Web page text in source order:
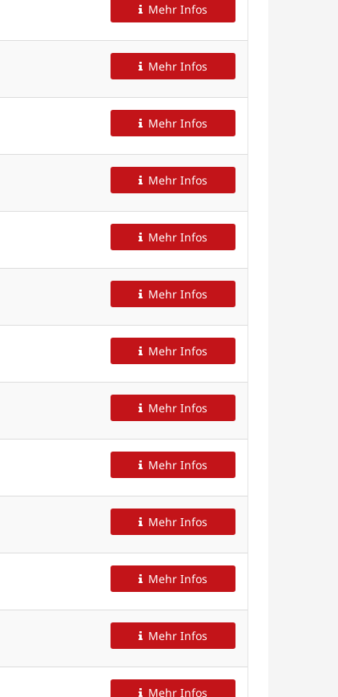
Mehr Infos
Mehr Infos
Mehr Infos
Mehr Infos
Mehr Infos
Mehr Infos
Mehr Infos
Mehr Infos
Mehr Infos
Mehr Infos
Mehr Infos
Mehr Infos
Mehr Infos